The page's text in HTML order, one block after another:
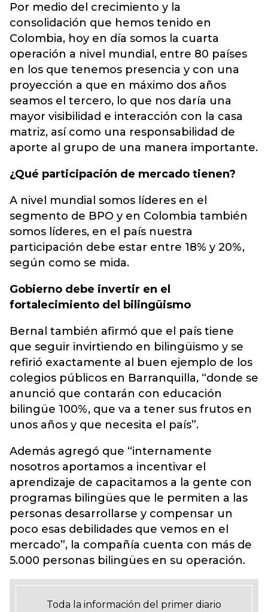
Por medio del crecimiento y la
consolidación que hemos tenido en
Colombia, hoy en día somos la cuarta
operación a nivel mundial, entre 80 países
en los que tenemos presencia y con una
proyección a que en máximo dos años
seamos el tercero, lo que nos daría una
mayor visibilidad e interacción con la casa
matriz, así como una responsabilidad de
aporte al grupo de una manera importante.
¿Qué participación de mercado tienen?
A nivel mundial somos líderes en el
segmento de BPO y en Colombia también
somos líderes, en el país nuestra
participación debe estar entre 18% y 20%,
según como se mida.
Gobierno debe invertir en el
fortalecimiento del bilingüismo
Bernal también afirmó que el país tiene
que seguir invirtiendo en bilingüismo y se
refirió exactamente al buen ejemplo de los
colegios públicos en Barranquilla, “donde se
anunció que contarán con educación
bilingüe 100%, que va a tener sus frutos en
unos años y que necesita el país”.
Además agregó que “internamente
nosotros aportamos a incentivar el
aprendizaje de capacitamos a la gente con
programas bilingües que le permiten a las
personas desarrollarse y compensar un
poco esas debilidades que vemos en el
mercado”, la compañía cuenta con más de
5.000 personas bilingües en su operación.
Toda la información del primer diario